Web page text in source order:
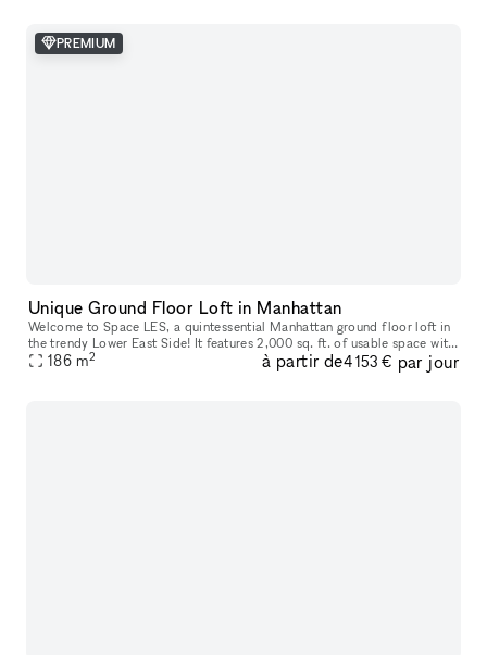
PREMIUM
Unique Ground Floor Loft in Manhattan
Welcome to Space LES, a quintessential Manhattan ground floor loft in
the trendy Lower East Side! It features 2,000 sq. ft. of usable space with
a comfortable capacity of 125 people, 11 ft ceiling, a
186 m2 à partir de4 153 € par jour